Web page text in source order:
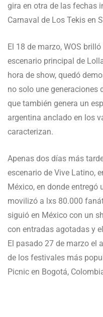
gira en otra de las fechas
Carnaval de Los Tekis en
El 18 de marzo, WOS
escenario principal de
hora de show, quedó
no solo une generaciones
que también genera un
argentina anclado en los
caracterizan.
Apenas dos días más
escenario de Vive Latino,
México, en donde entregó
movilizó a lxs 80.000
siguió en México con un
con entradas agotadas y
El pasado 27 de marzo el
de los festivales más
Picnic en Bogotá,